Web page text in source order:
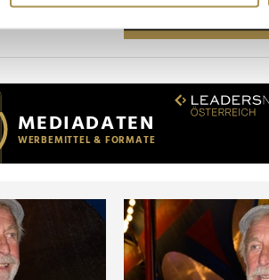
zu personalisieren, Funktionen
Werbung und Analysen weiter.
die Sie ihnen bereitgestellt haben